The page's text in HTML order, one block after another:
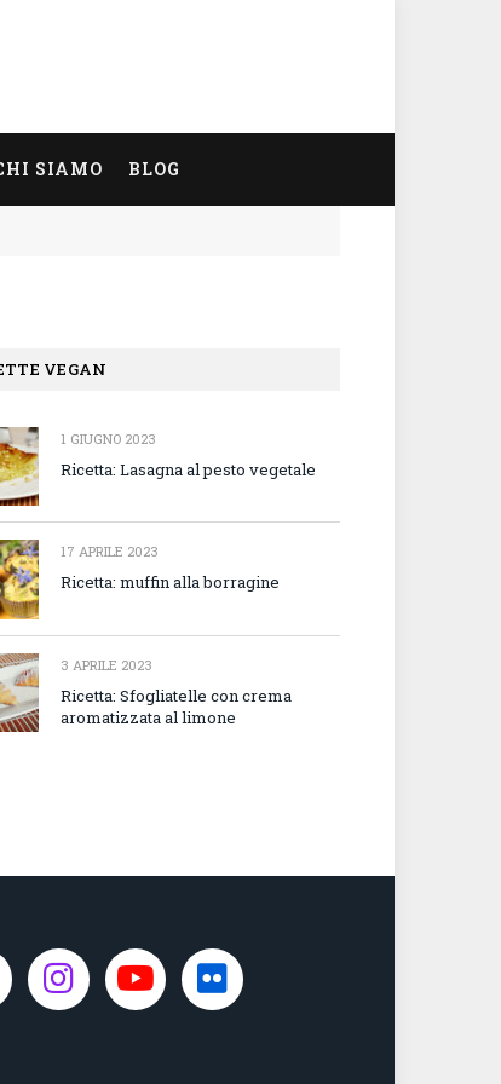
SIAMO BLOG
VEGAN
1 GIUGNO 2023
Ricetta: Lasagna al pesto vegetale
17 APRILE 2023
Ricetta: muffin alla borragine
3 APRILE 2023
Ricetta: Sfogliatelle con crema
aromatizzata al limone